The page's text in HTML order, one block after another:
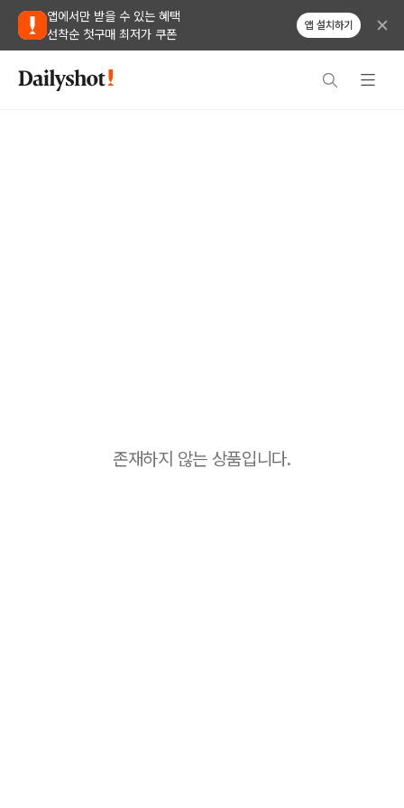
앱에서만 받을 수 있는 혜택
선착순 첫구매 최저가 쿠폰
앱 설치하기
존재하지 않는 상품입니다.